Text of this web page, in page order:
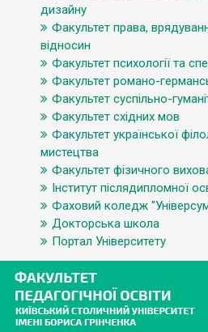
дизайну
Факультет права,
відносин
Факультет психології та
Факультет романо-
Факультет суспільно-
Факультет східних мов
Факультет української
мистецтва
Факультет фізичного
Інститут післядипломної
Фаховий коледж
Докторська школа
Портал Університету